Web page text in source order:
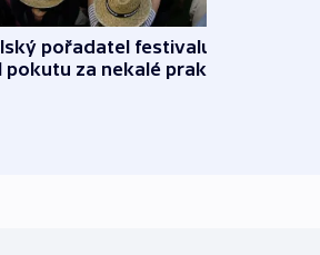
pořadatel festivalu
pokutu za nekalé praktiky